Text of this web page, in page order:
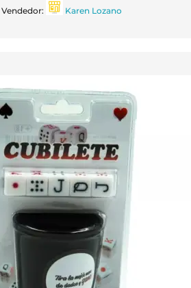
Vendedor: Karen Lozano